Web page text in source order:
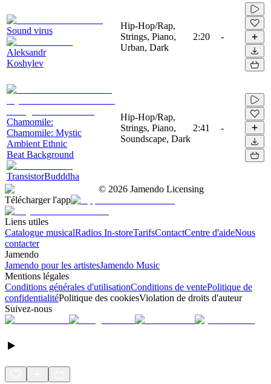
Sound virus
Aleksandr
Koshylev
Hip-Hop/Rap,
Strings, Piano,
Urban, Dark
2:20 -
Chamomile:
Chamomile: Mystic
Ambient Ethnic
Beat Background
TransistorBudddha
Hip-Hop/Rap,
Strings, Piano,
Soundscape, Dark
2:41 -
© 2026 Jamendo Licensing
Télécharger l'app
Liens utiles
Catalogue musicalRadios In-storeTarifsContactCentre d'aideNous
contacter
Jamendo
Jamendo pour les artistesJamendo Music
Mentions légales
Conditions générales d'utilisationConditions de ventePolitique de
confidentialitéPolitique des cookiesViolation de droits d'auteur
Suivez-nous